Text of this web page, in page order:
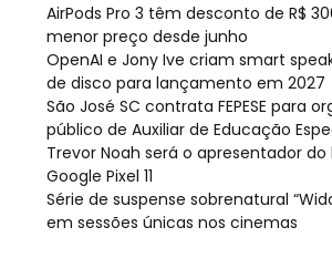
AirPods Pro 3 têm desconto de R$
menor preço desde junho
OpenAI e Jony Ive criam smart
de disco para lançamento em 2027
São José SC contrata FEPESE para
público de Auxiliar de Educação
Trevor Noah será o apresentador
Google Pixel 11
Série de suspense sobrenatural
em sessões únicas nos cinemas